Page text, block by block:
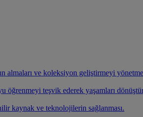
almaları ve koleksiyon geliştirmeyi
öğrenmeyi teşvik ederek yaşamları
kaynak ve teknolojilerin sağlanması.